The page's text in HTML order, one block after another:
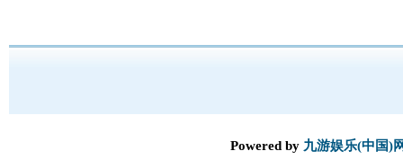
Powered by 九游娱乐(中国)